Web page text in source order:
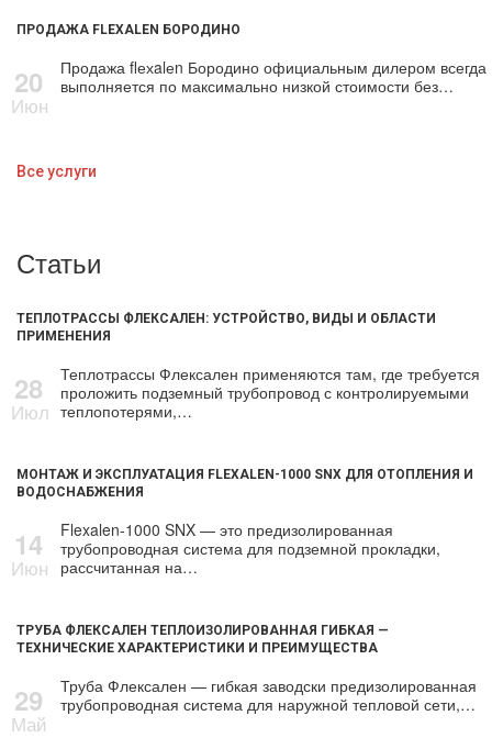
ПРОДАЖА FLEXALEN БОРОДИНО
20
Июн
Продажа flехalеn Бородино официальным дилером всегда
выполняется по максимально низкой стоимости без…
Все услуги
Статьи
ТЕПЛОТРАССЫ ФЛЕКСАЛЕН: УСТРОЙСТВО, ВИДЫ И ОБЛАСТИ
ПРИМЕНЕНИЯ
28
Июл
Теплотрассы Флексален применяются там, где требуется
проложить подземный трубопровод с контролируемыми
теплопотерями,…
МОНТАЖ И ЭКСПЛУАТАЦИЯ FLEXALEN-1000 SNX ДЛЯ ОТОПЛЕНИЯ И
ВОДОСНАБЖЕНИЯ
14
Июн
Flexalen-1000 SNX — это предизолированная
трубопроводная система для подземной прокладки,
рассчитанная на…
ТРУБА ФЛЕКСАЛЕН ТЕПЛОИЗОЛИРОВАННАЯ ГИБКАЯ —
ТЕХНИЧЕСКИЕ ХАРАКТЕРИСТИКИ И ПРЕИМУЩЕСТВА
29
Май
Труба Флексален — гибкая заводски предизолированная
трубопроводная система для наружной тепловой сети,…